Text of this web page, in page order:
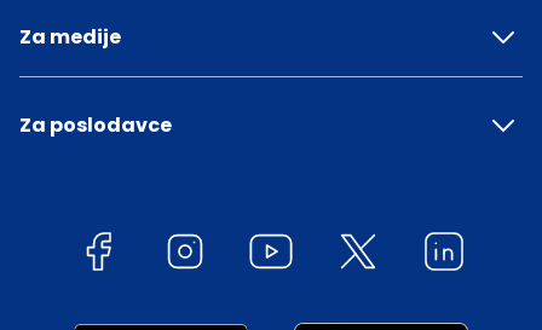
Za medije
Za poslodavce